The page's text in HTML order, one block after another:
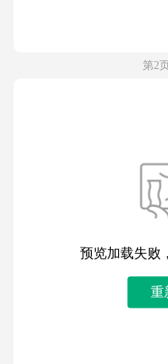
第2
预览加载失败
重